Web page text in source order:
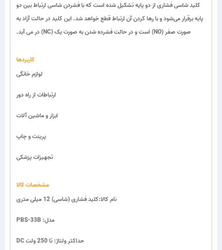
کلید شاسی فشاری از دو پایه تشکیل شده است که با فشردن شاسی ارتباط بین دو
پایه برقرار می‌شود و با رها کردن آن ارتباط قطع خواهد شد. این کلید در حالت آزاد به
صورت صفر (NO) است و در حالت فشرده شدن به صورت یک (NC) در می آید.
کاربردها
لوازم خانگی
ارتباطات از راه دور
ابزار و ماشین آلات
پرینت و چاپ
تجهیزات پزشکی
مشخصات کالا
نام کالا:کلید فشاری (شاسی) 12 میلی متری
مدل: PBS-33B
حداکثر ولتاژ: تا 250 ولت DC